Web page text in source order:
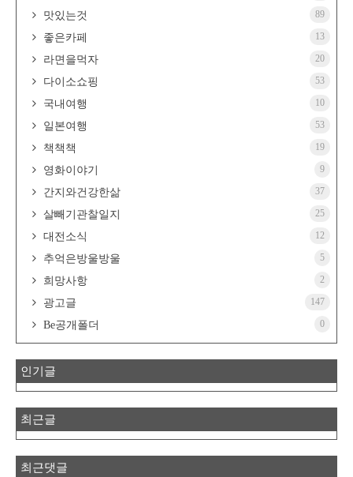
맛있는것 89
좋은카페 13
라면을먹자 20
다이소쇼핑 53
국내여행 10
일본여행 53
책책책 19
영화이야기 9
간지와건강한삶 37
살빼기관찰일지 25
대전소식 12
추억은방울방울 5
희망사항 2
광고글 147
Be공개폴더 0
인기글
최근글
최근댓글